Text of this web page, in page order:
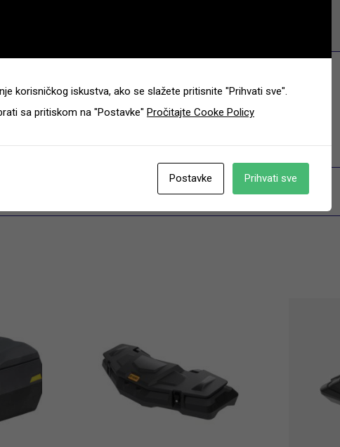
Tesserast
korisničkog iskustva, ako se slažete pritisnite "Prihvati sve".
sa pritiskom na "Postavke" Pročitajte Cooke Policy
Postavke Prihvati sve